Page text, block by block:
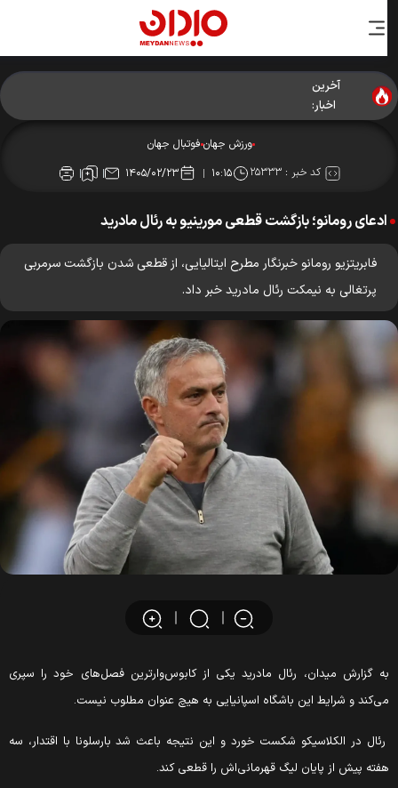
آخرین
اخبار:
ورزش جهانفوتبال جهان
کد خبر : ۲۵۳۳۳ ۱۰:۱۵ ۱۴۰۵/۰۲/۲۳
ادعای رومانو؛ بازگشت قطعی مورینیو به رئال مادرید
فابریتزیو رومانو خبرنگار مطرح ایتالیایی، از قطعی شدن بازگشت سرمربی
پرتغالی به نیمکت رئال مادرید خبر داد.
گزارش میدان، رئال مادرید یکی از کابوس‌وارترین فصل‌های خود را سپری
و شرایط این باشگاه اسپانیایی به هیچ عنوان مطلوب نیست.
در الکلاسیکو شکست خورد و این نتیجه باعث شد بارسلونا با اقتدار، سه
پیش از پایان لیگ قهرمانی‌اش را قطعی کند.